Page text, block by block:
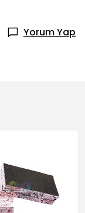
Yorum Yap